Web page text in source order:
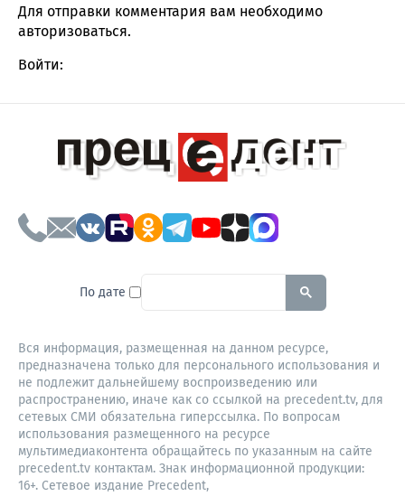
Для отправки комментария вам необходимо
авторизоваться.
Войти:
По дате To search this site, enter a
Вся информация, размещенная на данном ресурсе,
предназначена только для персонального использования и
не подлежит дальнейшему воспроизведению или
распространению, иначе как со ссылкой на precedent.tv, для
сетевых СМИ обязательна гиперссылка. По вопросам
использования размещенного на ресурсе
мультимедиаконтента обращайтесь по указанным на сайте
precedent.tv контактам. Знак информационной продукции:
16+. Сетевое издание Precedent,